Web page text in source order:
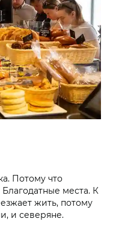
Потому что
места. К
жить, потому
и северяне.